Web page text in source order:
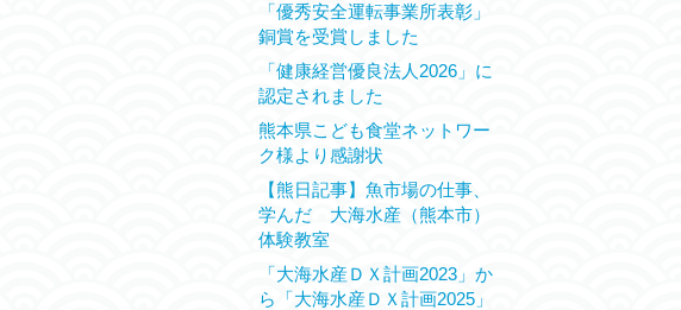
「優秀安全運転事業所表彰」
銅賞を受賞しました
「健康経営優良法人2026」に
認定されました
熊本県こども食堂ネットワー
ク様より感謝状
【熊日記事】魚市場の仕事、
学んだ 大海水産（熊本市）
体験教室
「大海水産ＤＸ計画2023」か
ら「大海水産ＤＸ計画2025」